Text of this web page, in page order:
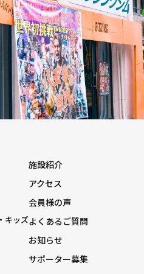
キッズ
施設紹介
アクセス
会員様の声
よくあるご質問
お知らせ
サポーター募集